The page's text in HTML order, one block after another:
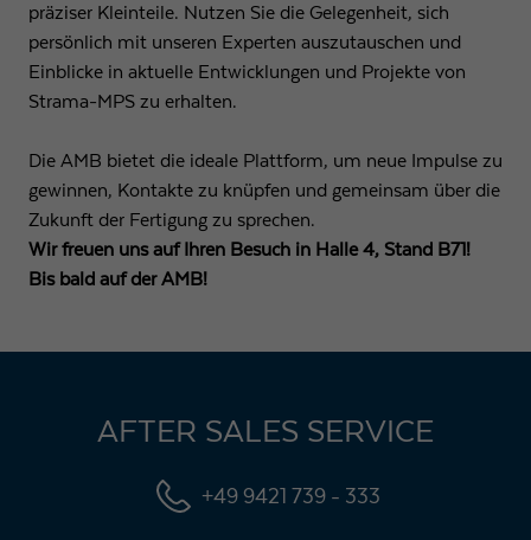
präziser Kleinteile. Nutzen Sie die Gelegenheit, sich
persönlich mit unseren Experten auszutauschen und
Einblicke in aktuelle Entwicklungen und Projekte von
Strama-MPS zu erhalten.
Die AMB bietet die ideale Plattform, um neue Impulse zu
gewinnen, Kontakte zu knüpfen und gemeinsam über die
Zukunft der Fertigung zu sprechen.
Wir freuen uns auf Ihren Besuch in Halle 4, Stand B71!
Bis bald auf der AMB!
AFTER SALES SERVICE
+49 9421 739 - 333
Name _gid
Anbieter Google LLC
Zweck
Registriert eine eindeutige ID, die verwendet wird,
um statistische Daten dazu, wie der Besucher die
Website nutzt, zu generieren.